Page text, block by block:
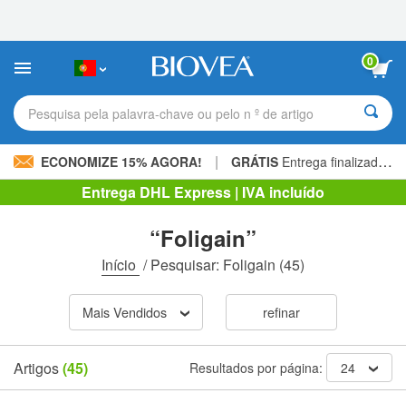
site
um
de
acessibilidade.
0
Pesquisa pela palavra-chave ou pelo n º de artigo
ECONOMIZE 15% AGORA! | GRÁTIS Entrega finalizada 60,00 € »
Entrega DHL Express | IVA incluído
“Foligain”
Início /Pesquisar: Foligain (45)
Mais Vendidos refinar
Artigos(45) Resultados por página: 24